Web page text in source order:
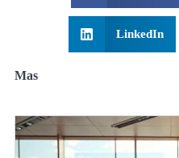
LinkedIn
Mas